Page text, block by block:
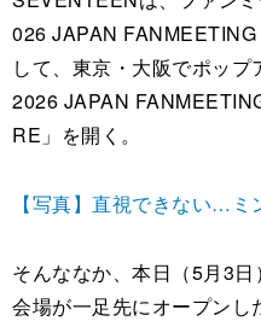
026 JAPAN
して、東京・大阪でポッ
2026 JAPAN
RE」を開く。
【写真】直視できない…ミ
そんななか、本日（5月3
会場が一足先にオープンし